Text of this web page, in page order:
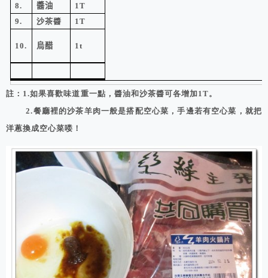
8.
醬油
1T
9.
沙茶醬 1T
10. 烏醋 1t
註：1.如果喜歡味道重一點，醬油和沙茶醬可各增加1T。
2.餐廳裡的沙茶羊肉一般是搭配空心菜，手邊若有空心菜，就把
洋蔥換成空心菜喽！